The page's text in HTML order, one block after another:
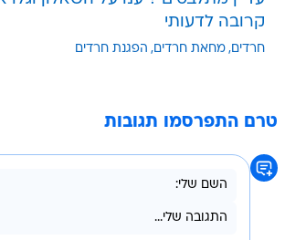
קרובה לדעותי
חרדים מחאת חרדים הפגנת חרדים
טרם התפרסמו תגובות